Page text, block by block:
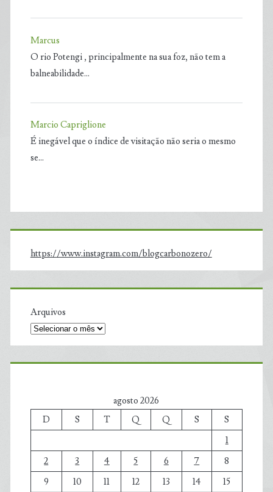
Marcus
O rio Potengi , principalmente na sua foz, não tem a
balneabilidade…
Marcio Capriglione
É inegável que o índice de visitação não seria o mesmo
se…
https://www.instagram.com/blogcarbonozero/
Arquivos
agosto 2026
D
S T Q Q S
S
1
2
3 4 5 6 7
8
9
10 11 12 13 14
15